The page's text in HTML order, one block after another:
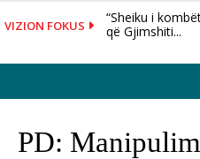
VIZION FOKUS
“Sheiku i
që Gjimshiti...
PD: